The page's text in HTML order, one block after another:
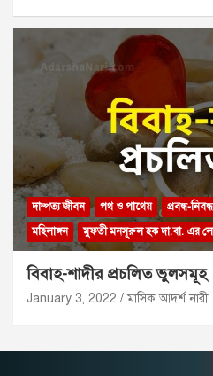
দাম্পত্য জীবন পথ ও পাথেয় প্রবন্ধ-নিবন্ধ
মহিলাঙ্গন
মুফতী মনসূরুল হক দা.বা. এর
বিবাহ-শাদীর প্রচলিত ভুলসমূহ
January 3, 2022 মাসিক আদর্শ নারী